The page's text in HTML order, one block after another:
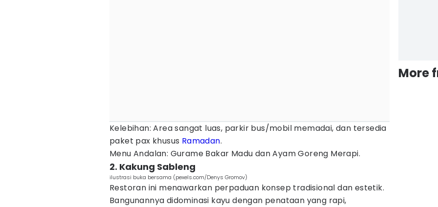
Kelebihan: Area sangat luas, parkir bus/mobil memadai, dan tersedia
paket pax khusus Ramadan.
Menu Andalan: Gurame Bakar Madu dan Ayam Goreng Merapi.
2. Kakung Sableng
ilustrasi buka bersama (pexels.com/Denys Gromov)
Restoran ini menawarkan perpaduan konsep tradisional dan estetik.
Bangunannya didominasi kayu dengan penataan yang rapi,
More